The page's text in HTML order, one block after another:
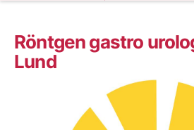
Röntgen gastro
Lund